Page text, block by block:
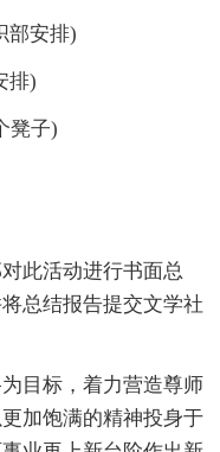
部安排)
排)
凳子)
此活动进行书面总
总结报告提交文学社
目标，着力营造尊师
加饱满的精神投身于